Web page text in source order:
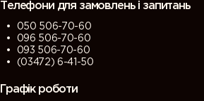
Телефони для замовлень і запитань
050 506-70-60
096 506-70-60
093 506-70-60
(03472) 6-41-50
Графік роботи